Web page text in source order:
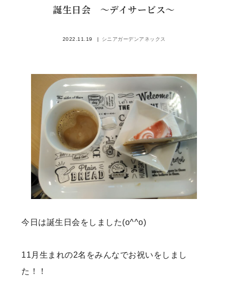
誕生日会 〜デイサービス〜
2022.11.19 シニアガーデンアネックス
今日は誕生日会をしました(o^^o)
11月生まれの2名をみんなでお祝いをしまし
た！！